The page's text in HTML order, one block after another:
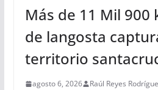
Más de 11 Mil 900
de langosta
territorio
agosto 6, 2026 Raúl Reyes